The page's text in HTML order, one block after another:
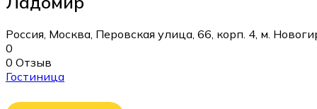
Россия, Москва, Перовская улица, 66, корп. 4, м.
0
0 Отзыв
Гостиница